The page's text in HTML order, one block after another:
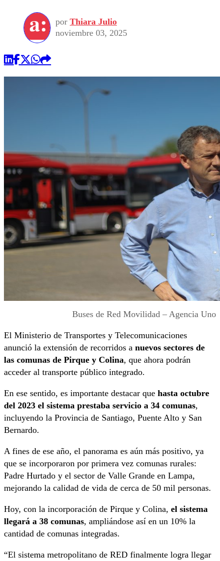
por Thiara Julio
noviembre 03, 2025
Buses de Red Movilidad – Agencia Uno
El Ministerio de Transportes y Telecomunicaciones
anunció la extensión de recorridos a nuevos sectores de
las comunas de Pirque y Colina, que ahora podrán
acceder al transporte público integrado.
En ese sentido, es importante destacar que hasta octubre
del 2023 el sistema prestaba servicio a 34 comunas,
incluyendo la Provincia de Santiago, Puente Alto y San
Bernardo.
A fines de ese año, el panorama es aún más positivo, ya
que se incorporaron por primera vez comunas rurales:
Padre Hurtado y el sector de Valle Grande en Lampa,
mejorando la calidad de vida de cerca de 50 mil personas.
Hoy, con la incorporación de Pirque y Colina, el sistema
llegará a 38 comunas, ampliándose así en un 10% la
cantidad de comunas integradas.
“El sistema metropolitano de RED finalmente logra llegar